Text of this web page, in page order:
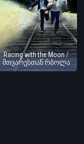
Racing with the Moon /
მთვარესთან რბოლა